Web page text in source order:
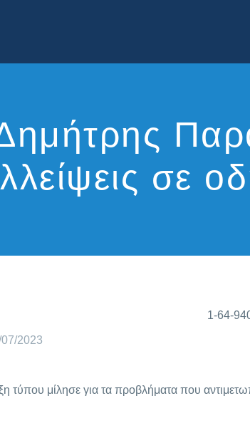
σε
2023
μίλησε για τα προβλήματα που